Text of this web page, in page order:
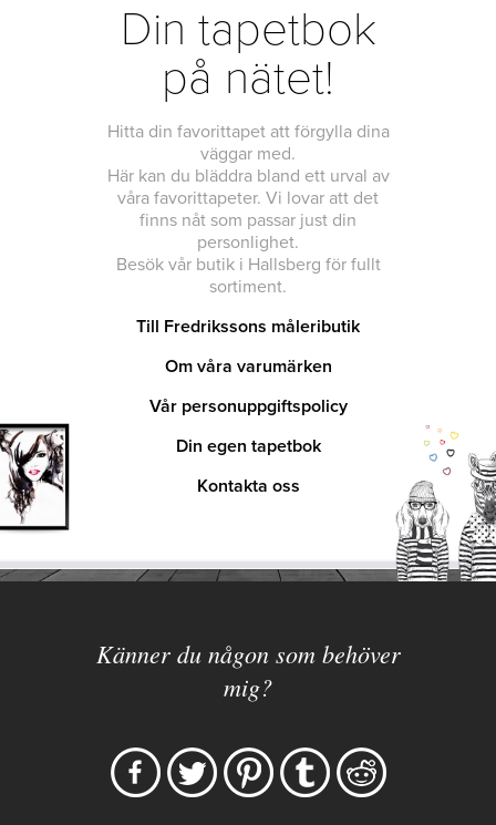
Din tapetbok
på nätet!
Hitta din favorittapet att förgylla dina
väggar med.
Här kan du bläddra bland ett urval av
våra favorittapeter. Vi lovar att det
finns nåt som passar just din
personlighet.
Besök vår butik i Hallsberg för fullt
sortiment.
Till Fredrikssons måleributik
Om våra varumärken
Vår personuppgiftspolicy
Din egen tapetbok
Kontakta oss
Känner du någon som behöver
mig?